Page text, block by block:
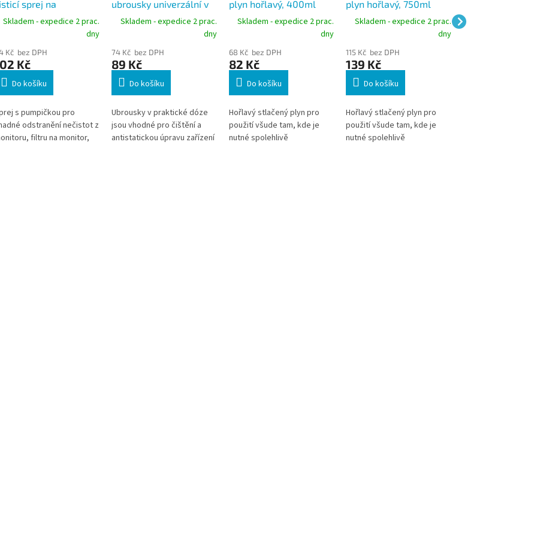
sprej na
obrazovky s
rozprašovačem, 250ml
Skladem - expedice 2 prac.
dny
Kč bez DPH
Kč
Do košíku
s pumpičkou pro
odstranění nečistot z
filtru na monitor,
ubrousky univerzální v
dóze, 100ks
Skladem - expedice 2 prac.
dny
74 Kč bez DPH
89 Kč
Do košíku
Ubrousky v praktické dóze
jsou vhodné pro čištění a
antistatickou úpravu zařízení
plyn hořlavý, 400ml
Skladem - expedice 2 prac.
dny
68 Kč bez DPH
82 Kč
Do košíku
Hořlavý stlačený plyn pro
použití všude tam, kde je
nutné spolehlivě
plyn hořlavý, 750ml
Skladem - expedice 2 prac.
dny
115 Kč bez DPH
139 Kč
Do košíku
Hořlavý stlačený plyn pro
použití všude tam, kde je
nutné spolehlivě
etiket, roztok ve